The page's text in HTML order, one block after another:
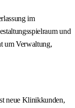
im
und
um Verwaltung,
neue Klinikkunden,